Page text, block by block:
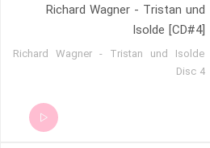
Richard Wagner - Tristan und
Isolde [CD#4]
Richard Wagner - Tristan und Isolde
Disc 4